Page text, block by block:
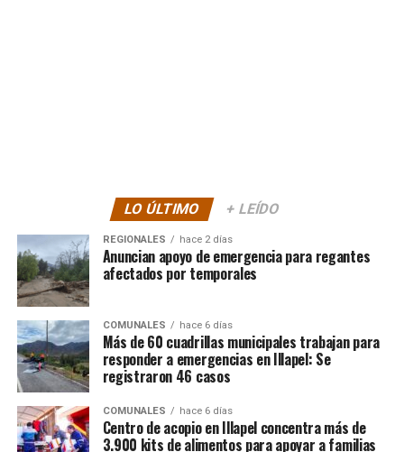
LO ÚLTIMO + LEÍDO
REGIONALES hace 2 días
Anuncian apoyo de emergencia para regantes
afectados por temporales
COMUNALES hace 6 días
Más de 60 cuadrillas municipales trabajan para
responder a emergencias en Illapel: Se
registraron 46 casos
COMUNALES hace 6 días
Centro de acopio en Illapel concentra más de
3.900 kits de alimentos para apoyar a familias